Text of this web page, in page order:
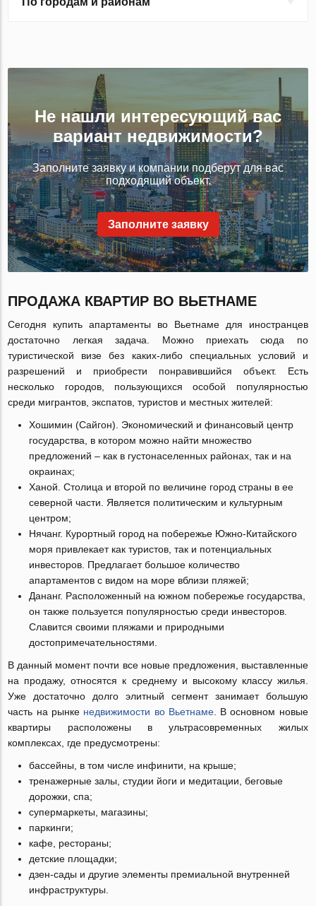
Не нашли интересующий вас
вариант недвижимости?
Заполните заявку и компании подберут для вас
подходящий объект.
Заполните заявку
ПРОДАЖА КВАРТИР ВО ВЬЕТНАМЕ
Сегодня купить апартаменты во Вьетнаме для иностранцев
достаточно легкая задача. Можно приехать сюда по
туристической визе без каких-либо специальных условий и
разрешений и приобрести понравившийся объект. Есть
несколько городов, пользующихся особой популярностью
среди мигрантов, экспатов, туристов и местных жителей:
Хошимин (Сайгон). Экономический и финансовый центр
государства, в котором можно найти множество
предложений – как в густонаселенных районах, так и на
окраинах;
Ханой. Столица и второй по величине город страны в ее
северной части. Является политическим и культурным
центром;
Нячанг. Курортный город на побережье Южно-Китайского
моря привлекает как туристов, так и потенциальных
инвесторов. Предлагает большое количество
апартаментов с видом на море вблизи пляжей;
Дананг. Расположенный на южном побережье государства,
он также пользуется популярностью среди инвесторов.
Славится своими пляжами и природными
достопримечательностями.
В данный момент почти все новые предложения, выставленные
на продажу, относятся к среднему и высокому классу жилья.
Уже достаточно долго элитный сегмент занимает большую
часть на рынке недвижимости во Вьетнаме. В основном новые
квартиры расположены в ультрасовременных жилых
комплексах, где предусмотрены:
бассейны, в том числе инфинити, на крыше;
тренажерные залы, студии йоги и медитации, беговые
дорожки, спа;
супермаркеты, магазины;
паркинги;
кафе, рестораны;
детские площадки;
дзен-сады и другие элементы премиальной внутренней
инфраструктуры.